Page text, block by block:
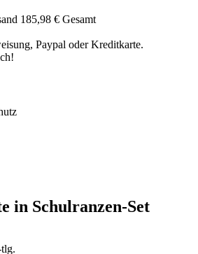
185,98 € Gesamt
Paypal oder Kreditkarte.
in Schulranzen-Set